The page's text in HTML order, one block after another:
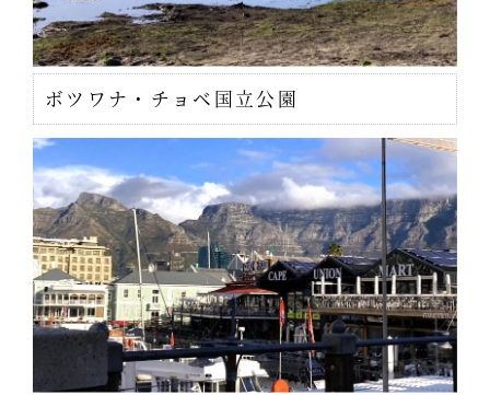
ボツワナ・チョベ国立公園